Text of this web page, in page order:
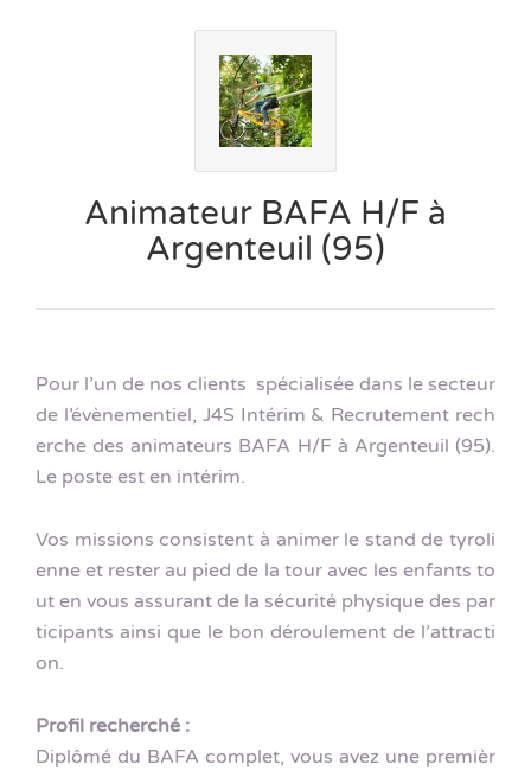
Animateur BAFA H/F à
Argenteuil (95)
Pour l’un de nos clients spécialisée dans le secteur
de l’évènementiel, J4S Intérim & Recrutement rech
erche des animateurs BAFA H/F à Argenteuil (95).
Le poste est en intérim.
Vos missions consistent à animer le stand de tyroli
enne et rester au pied de la tour avec les enfants to
ut en vous assurant de la sécurité physique des par
ticipants ainsi que le bon déroulement de l’attracti
on.
Profil recherché :
Diplômé du BAFA complet, vous avez une premièr